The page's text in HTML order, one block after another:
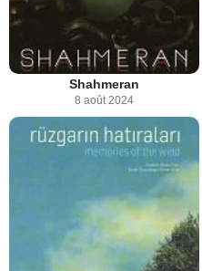
Shahmeran
8 août 2024